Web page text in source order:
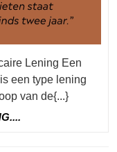
een type lening
van de{...}